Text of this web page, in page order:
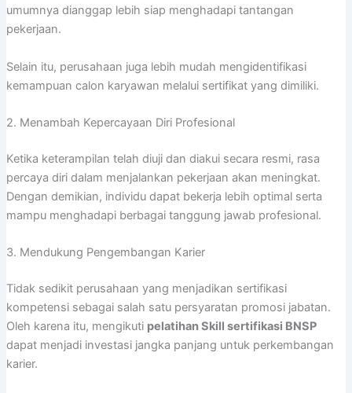
umumnya dianggap lebih siap menghadapi tantangan
pekerjaan.
Selain itu, perusahaan juga lebih mudah mengidentifikasi
kemampuan calon karyawan melalui sertifikat yang dimiliki.
2. Menambah Kepercayaan Diri Profesional
Ketika keterampilan telah diuji dan diakui secara resmi, rasa
percaya diri dalam menjalankan pekerjaan akan meningkat.
Dengan demikian, individu dapat bekerja lebih optimal serta
mampu menghadapi berbagai tanggung jawab profesional.
3. Mendukung Pengembangan Karier
Tidak sedikit perusahaan yang menjadikan sertifikasi
kompetensi sebagai salah satu persyaratan promosi jabatan.
Oleh karena itu, mengikuti pelatihan Skill sertifikasi BNSP
dapat menjadi investasi jangka panjang untuk perkembangan
karier.